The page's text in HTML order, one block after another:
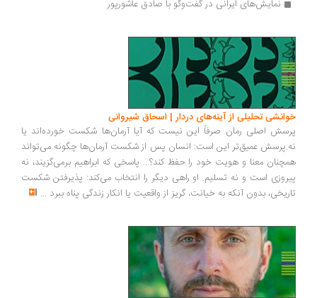
نمایش‌های ایرانی در گفت‌وگو با صادق عاشورپور
تحلیلی از آینه‌های دردار | اسحاق شیروانی
اصلی رمان صرفاً این نیست که آیا آرمان‌ها شکست خورده‌اند یا
عمیق‌تر این است: انسان پس از شکست آرمان‌ها چگونه می‌تواند
معنا و هویت خود را حفظ کند؟... پاسخی که ابراهیم برمی‌گزیند، نه
است و نه تسلیم. او راهی دیگر را انتخاب می‌کند: پذیرفتن شکست
بدون آنکه به خیانت، گریز از واقعیت یا انکار زندگی پناه ببرد...